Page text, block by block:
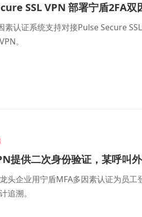
SSL VPN 部署宁盾2FA双
素认证系统支持对接Pulse Secure
。
提供二次身份验证，某呼叫
头企业用宁盾MFA多因素认证为员
追溯。